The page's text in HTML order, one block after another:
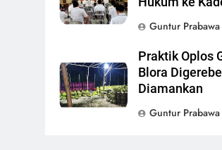
Guntur Prabawa
Praktik Oplos
Blora
Diamankan
Guntur Prabawa